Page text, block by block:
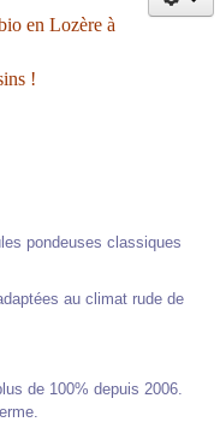
en Lozère à
!
pondeuses classiques
au climat rude de
de 100% depuis 2006.